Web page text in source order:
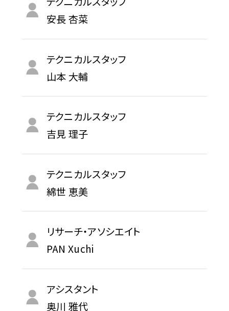
安長 杏菜
山本 大輔
テクニカルスタッフ
吉見 理子
テクニカルスタッフ
綿世 恵美
テクニカルスタッフ
PAN Xuchi
リサーチ・アソシエイト
奥川 雅代
アシスタント